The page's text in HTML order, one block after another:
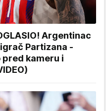
Argentinac
Partizana -
kameru i